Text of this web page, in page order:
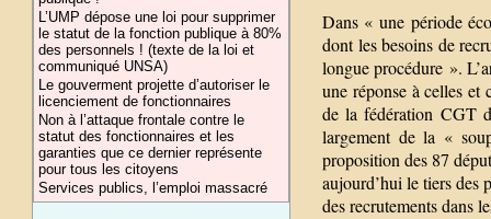
L’UMP dépose une loi pour supprimer
le statut de la fonction publique à 80%
des personnels ! (texte de la loi et
communiqué UNSA)
Le gouverment projette d’autoriser le
licenciement de fonctionnaires
Non à l’attaque frontale contre le
statut des fonctionnaires et les
garanties que ce dernier représente
pour tous les citoyens
Services publics, l’emploi massacré
Dans « une période
dont les besoins de
longue procédure ».
une réponse à celles et
de la fédération CGT
largement de la «
proposition des 87
aujourd’hui le tiers des
des recrutements dans